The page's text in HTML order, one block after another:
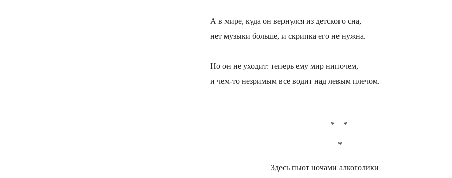
А в мире, куда он вернулся из детского сна,
нет музыки больше, и скрипка его не нужна.
Но он не уходит: теперь ему мир нипочем,
и чем-то незримым все водит над левым плечом.
* *
*
Здесь пьют ночами алкоголики